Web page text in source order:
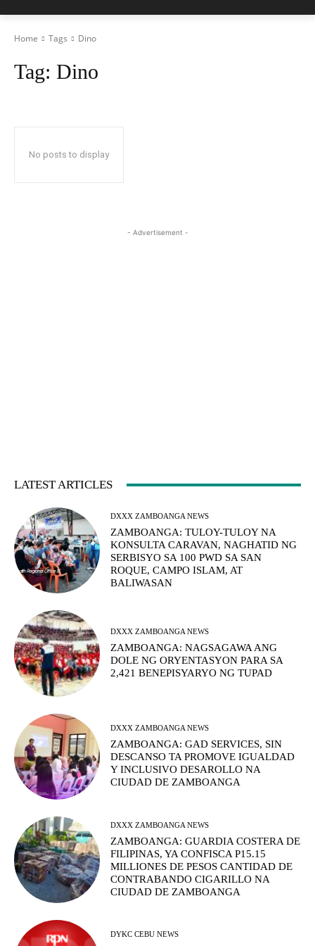
Home Tags Dino
Tag: Dino
No posts to display
- Advertisement -
LATEST ARTICLES
DXXX ZAMBOANGA NEWS
ZAMBOANGA: TULOY-TULOY NA
KONSULTA CARAVAN, NAGHATID NG
SERBISYO SA 100 PWD SA SAN
ROQUE, CAMPO ISLAM, AT
BALIWASAN
DXXX ZAMBOANGA NEWS
ZAMBOANGA: NAGSAGAWA ANG
DOLE NG ORYENTASYON PARA SA
2,421 BENEPISYARYO NG TUPAD
DXXX ZAMBOANGA NEWS
ZAMBOANGA: GAD SERVICES, SIN
DESCANSO TA PROMOVE IGUALDAD
Y INCLUSIVO DESAROLLO NA
CIUDAD DE ZAMBOANGA
DXXX ZAMBOANGA NEWS
ZAMBOANGA: GUARDIA COSTERA DE
FILIPINAS, YA CONFISCA P15.15
MILLIONES DE PESOS CANTIDAD DE
CONTRABANDO CIGARILLO NA
CIUDAD DE ZAMBOANGA
DYKC CEBU NEWS